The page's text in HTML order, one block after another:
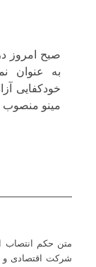
صبح امروز
به عنوان
خودکفایی
مینو
متن حکم انتصاب
شرکت اقتصادی و